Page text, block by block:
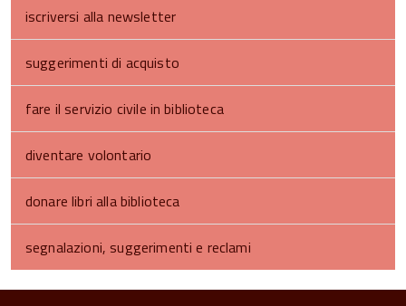
iscriversi alla newsletter
suggerimenti di acquisto
fare il servizio civile in biblioteca
diventare volontario
donare libri alla biblioteca
segnalazioni, suggerimenti e reclami
all'inizio